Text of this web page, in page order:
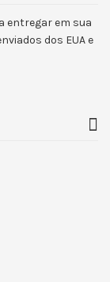
entregar em sua
dos EUA e